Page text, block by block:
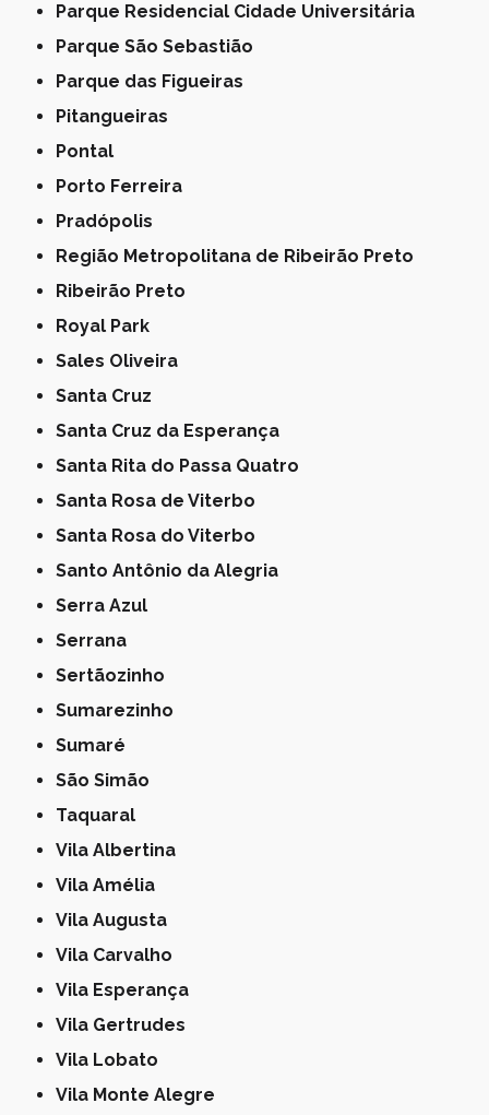
Parque Residencial Cidade Universitária
Parque São Sebastião
Parque das Figueiras
Pitangueiras
Pontal
Porto Ferreira
Pradópolis
Região Metropolitana de Ribeirão Preto
Ribeirão Preto
Royal Park
Sales Oliveira
Santa Cruz
Santa Cruz da Esperança
Santa Rita do Passa Quatro
Santa Rosa de Viterbo
Santa Rosa do Viterbo
Santo Antônio da Alegria
Serra Azul
Serrana
Sertãozinho
Sumarezinho
Sumaré
São Simão
Taquaral
Vila Albertina
Vila Amélia
Vila Augusta
Vila Carvalho
Vila Esperança
Vila Gertrudes
Vila Lobato
Vila Monte Alegre